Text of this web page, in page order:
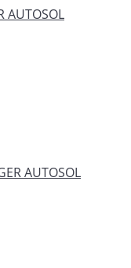
AUTOSOL
AUTOSOL